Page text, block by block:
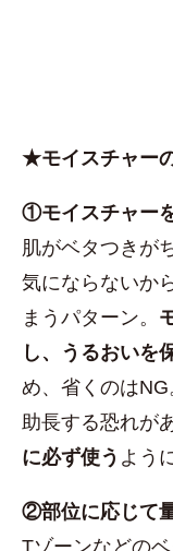
★モイスチャー
①モイスチャー
肌がベタつきが
気にならないか
まうパターン。
し、うるおいを
め、省くのは
助長する恐れが
に必ず使う よう
②部位に応じて
Tゾーンなどの